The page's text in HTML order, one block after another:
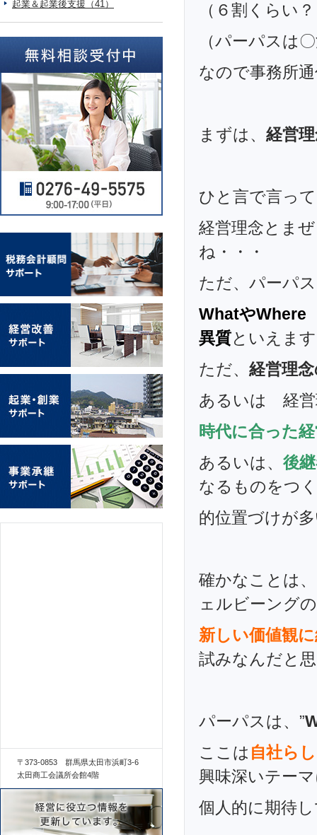
（６割くらい
（パーパスは
なので事務所
まずは、 経営
ひと言で言っ
経営理念とま
ね・・・
ただ、パーパ
WhatやWhere
異質といえま
ただ、 経営理
あるいは 経営
時代に合った
あるいは、 後
なるものをつ
的位置づけが
確かなことは
ェルビーング
新しい価値観
試みなんだと
パーパスは、”
ここは 自社ら
興味深いテー
個人的に期待
起業＆起業後支援（41）
〒373-0853 群馬県太田市浜町3-6
太田商工会議所会館4階